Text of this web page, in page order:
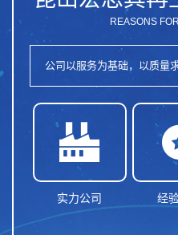
REASONS
公司以服务为基础，以质量

实力公司 经